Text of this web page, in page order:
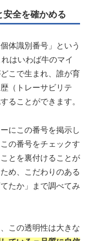
安全を確かめる
体識別番号」という
はいわば牛のマイ
こで生まれ、誰が育
（トレーサビリテ
ることができます。
にこの番号を掲示し
の番号をチェックす
とを裏付けることが
め、こだわりのある
たか」まで調べてみ
この透明性は大きな